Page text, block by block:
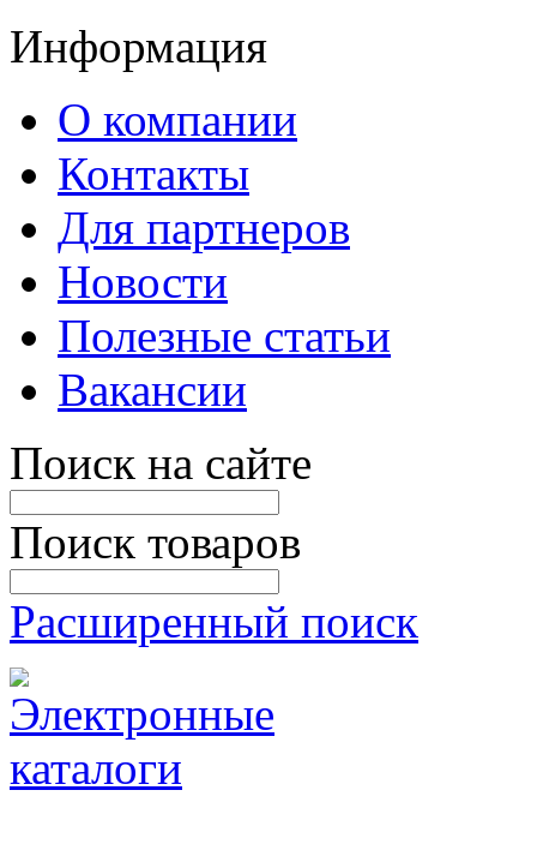
Информация
О компании
Контакты
Для партнеров
Новости
Полезные статьи
Вакансии
Поиск на сайте
Поиск товаров
Расширенный поиск